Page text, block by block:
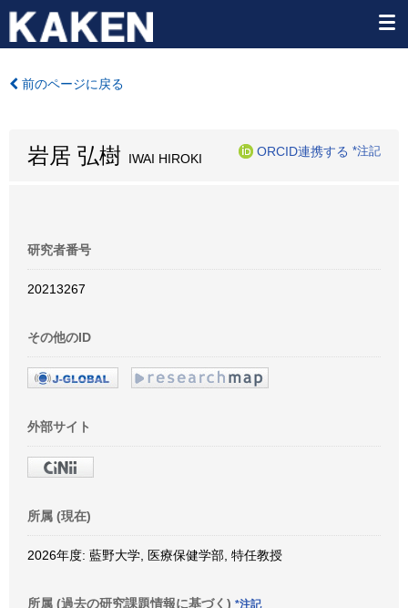
前のページに戻る
岩居 弘樹 IWAI HIROKI
ORCID連携する *注記
研究者番号
20213267
その他のID
外部サイト
所属 (現在)
2026年度: 藍野大学, 医療保健学部, 特任教授
所属 (過去の研究課題情報に基づく) *注記